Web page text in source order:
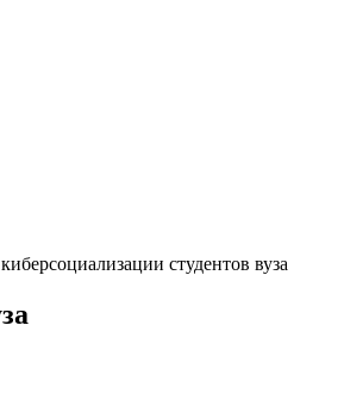
студентов вуза